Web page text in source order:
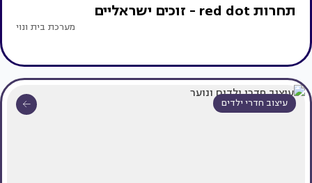
תחרות red dot - זוכים ישראליים
מערכת בית ונוי
עיצוב חדרי ילדים